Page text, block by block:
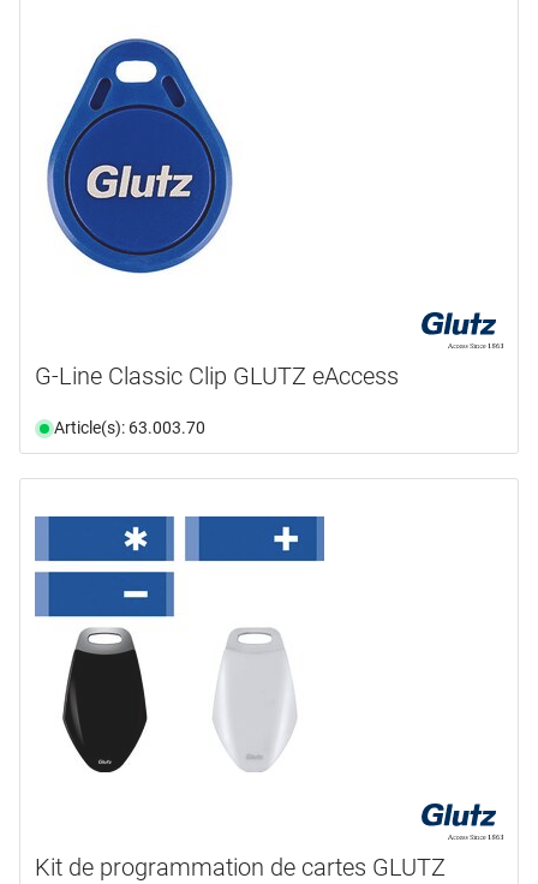
G-Line Classic Clip GLUTZ eAccess
Article(s): 63.003.70
Kit de programmation de cartes GLUTZ